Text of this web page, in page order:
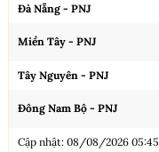
Đà Nẵng - PNJ
Miền Tây - PNJ
Tây Nguyên - PNJ
Đông Nam Bộ - PNJ
Cập nhật: 08/08/2026 05:45